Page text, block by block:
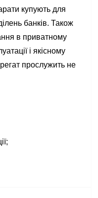
купують для
банків. Також
в приватному
і якісному
прослужить не